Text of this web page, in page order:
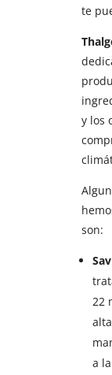
te
y los
son:
22
a